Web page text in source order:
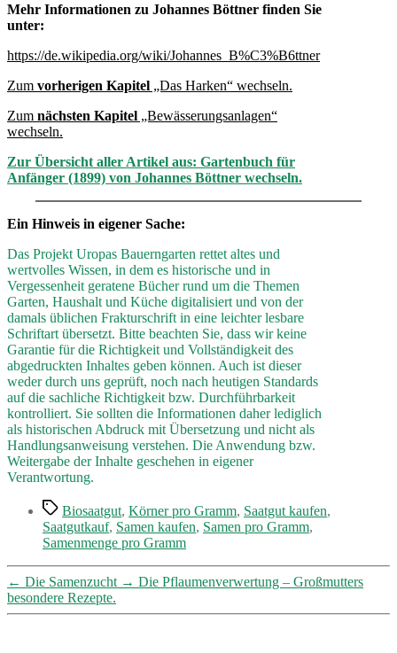
Mehr Informationen zu Johannes Böttner finden Sie
unter:
https://de.wikipedia.org/wiki/Johannes_B%C3%B6ttner
Zum vorherigen Kapitel „Das Harken“ wechseln.
Zum nächsten Kapitel „Bewässerungsanlagen“
wechseln.
Zur Übersicht aller Artikel aus: Gartenbuch für
Anfänger (1899) von Johannes Böttner wechseln.
Ein Hinweis in eigener Sache:
Das Projekt Uropas Bauerngarten rettet altes und
wertvolles Wissen, in dem es historische und in
Vergessenheit geratene Bücher rund um die Themen
Garten, Haushalt und Küche digitalisiert und von der
damals üblichen Frakturschrift in eine leichter lesbare
Schriftart übersetzt. Bitte beachten Sie, dass wir keine
Garantie für die Richtigkeit und Vollständigkeit des
abgedruckten Inhaltes geben können. Auch ist dieser
weder durch uns geprüft, noch nach heutigen Standards
auf die sachliche Richtigkeit bzw. Durchführbarkeit
kontrolliert. Sie sollten die Informationen daher lediglich
als historischen Abdruck mit Übersetzung und nicht als
Handlungsanweisung verstehen. Die Anwendung bzw.
Weitergabe der Inhalte geschehen in eigener
Verantwortung.
Schlagwörter
Biosaatgut, Körner pro Gramm, Saatgut kaufen,
Saatgutkauf, Samen kaufen, Samen pro Gramm,
Samenmenge pro Gramm
← Die Samenzucht → Die Pflaumenverwertung – Großmutters
besondere Rezepte.